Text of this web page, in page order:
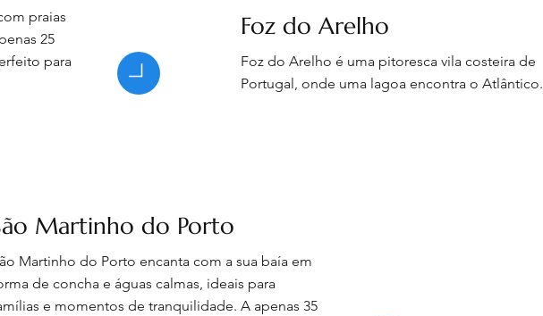
praias
25
para
Foz do Arelho
Foz do Arelho é uma pitoresca vila costeira de
Portugal, onde uma lagoa encontra o Atlântico.
Martinho do Porto
Martinho do Porto encanta com a sua baía em
de concha e águas calmas, ideais para
e momentos de tranquilidade. A apenas 35